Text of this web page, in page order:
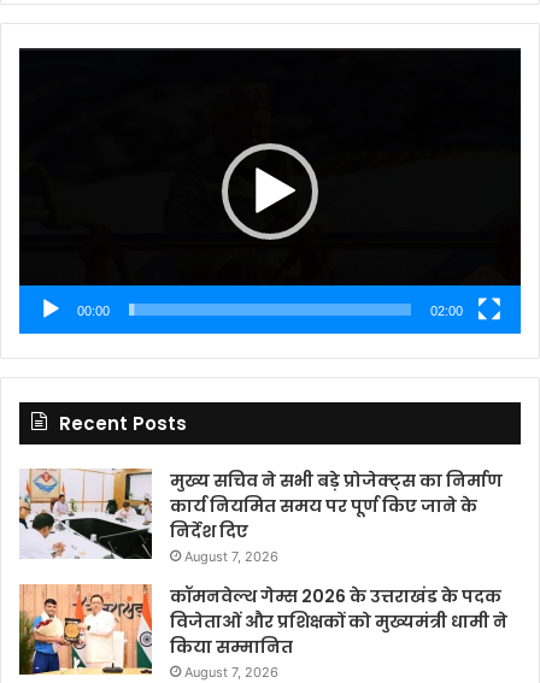
00:00 02:00
Recent Posts
मुख्य सचिव ने सभी बड़े प्रोजेक्ट्स का निर्माण
कार्य नियमित समय पर पूर्ण किए जाने के
निर्देश दिए
August 7, 2026
कॉमनवेल्थ गेम्स 2026 के उत्तराखंड के पदक
विजेताओं और प्रशिक्षकों को मुख्यमंत्री धामी ने
किया सम्मानित
August 7, 2026